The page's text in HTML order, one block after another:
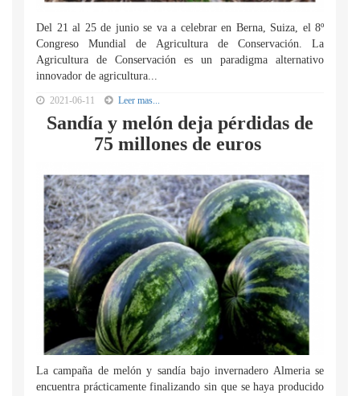
Del 21 al 25 de junio se va a celebrar en Berna, Suiza, el 8º
Congreso Mundial de Agricultura de Conservación. La
Agricultura de Conservación es un paradigma alternativo
innovador de agricultura...
2021-06-11 Leer mas...
Sandía y melón deja pérdidas de
75 millones de euros
La campaña de melón y sandía bajo invernadero Almeria se
encuentra prácticamente finalizando sin que se haya producido